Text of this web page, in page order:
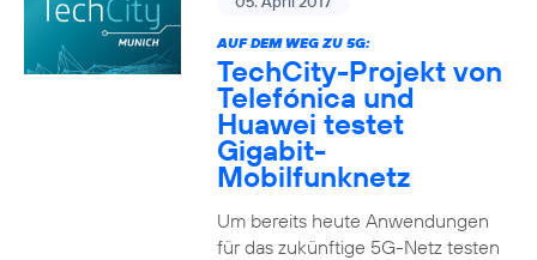
AUF DEM WEG ZU 5G:
TechCity-Projekt von
Telefónica und
Huawei testet
Gigabit-
Mobilfunknetz
Um bereits heute Anwendungen
für das zukünftige 5G-Netz testen